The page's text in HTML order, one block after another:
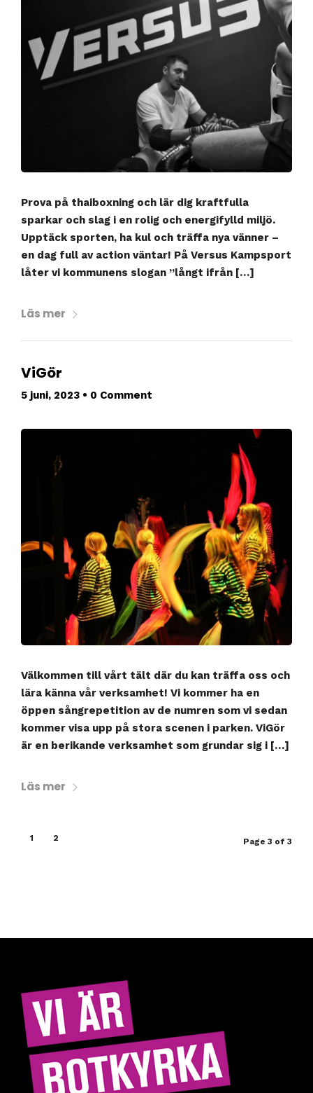
Prova på thaiboxning och lär dig kraftfulla
sparkar och slag i en rolig och energifylld miljö.
Upptäck sporten, ha kul och träffa nya vänner –
en dag full av action väntar! På Versus Kampsport
låter vi kommunens slogan ”långt ifrån […]
Läs mer
ViGör
5 juni, 2023 • 0 Comment
Välkommen till vårt tält där du kan träffa oss och
lära känna vår verksamhet! Vi kommer ha en
öppen sångrepetition av de numren som vi sedan
kommer visa upp på stora scenen i parken. ViGör
är en berikande verksamhet som grundar sig i […]
Läs mer
1 2 Page 3 of 3